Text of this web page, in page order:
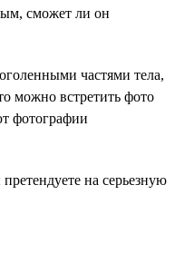
сможет ли он
частями тела,
можно встретить фото
фотографии
на серьезную